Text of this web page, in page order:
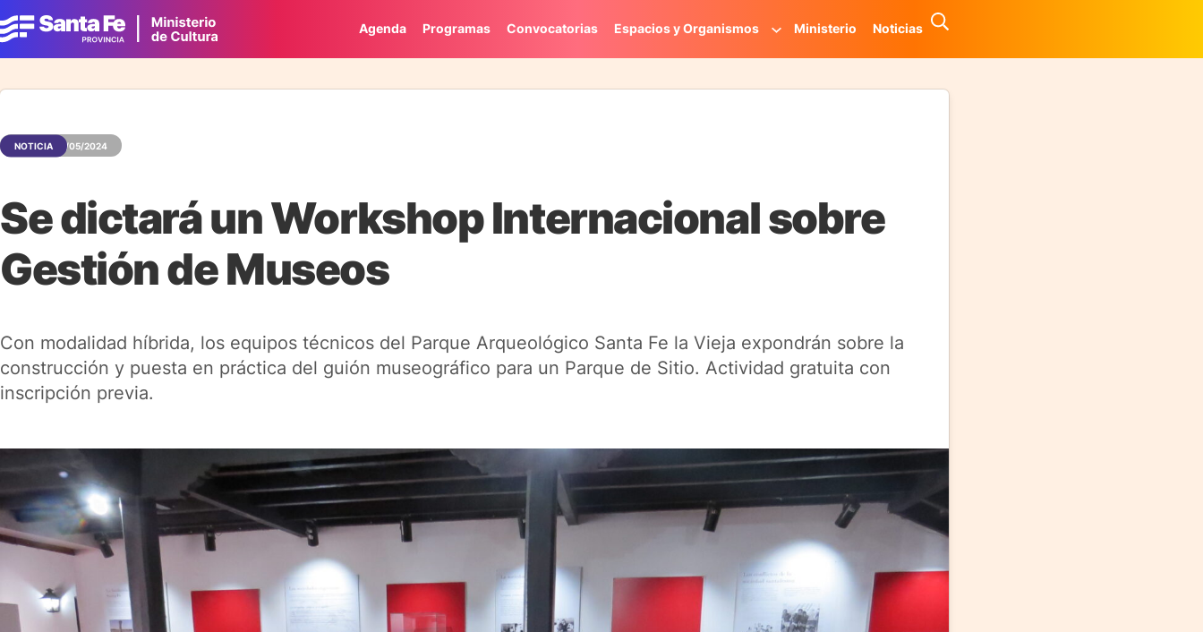
Agenda Programas Convocatorias Espacios y Organismos Ministerio Noticias
NOTICIA 06/05/2024
Se dictará un Workshop Internacional sobre
Gestión de Museos
Con modalidad híbrida, los equipos técnicos del Parque Arqueológico Santa Fe la Vieja expondrán sobre la
construcción y puesta en práctica del guión museográfico para un Parque de Sitio. Actividad gratuita con
inscripción previa.